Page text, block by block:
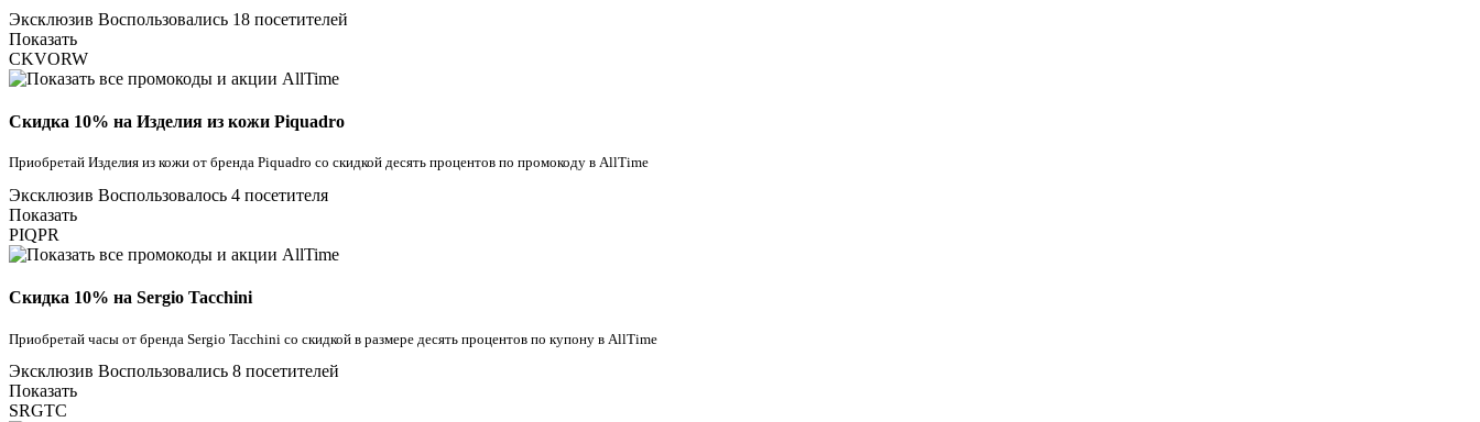
Эксклюзив Воспользовались 18 посетителей
Показать
CKVORW
Скидка 10% на Изделия из кожи Piquadro
Приобретай Изделия из кожи от бренда Piquadro со скидкой десять процентов по промокоду в AllTime
Эксклюзив Воспользовалось 4 посетителя
Показать
PIQPR
Скидка 10% на Sergio Tacchini
Приобретай часы от бренда Sergio Tacchini со скидкой в размере десять процентов по купону в AllTime
Эксклюзив Воспользовались 8 посетителей
Показать
SRGTC